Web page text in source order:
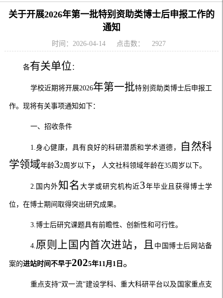
关于开展2026年第一批特别资助类博士后申报工作的
通知
时间：2026-04-14 点击数： 2927
各有关单位 ：
学校近期将开展2026年第一批特别资助类博士后申报工
作。现将有关事项通知如下：
一、招收条件
1 身心健康，具有良好的科研潜质和学术道德 ，
自然科
学领域年龄32周岁以下， 人文社科领域年龄在35周岁以下。
2 国内外知名大学或研究机构近3年毕业且获得博士学
位，在博士期间取得突出研究成果。
3.博士后研究课题具有前瞻性、创新性和可行性。
4. 原则上 国内首次进站，且 中国博士后网站备
案的进站时间不早于2025年11 月 1 日 。
重点支持“双一流”建设学科、重大科研平台以及国家重点支